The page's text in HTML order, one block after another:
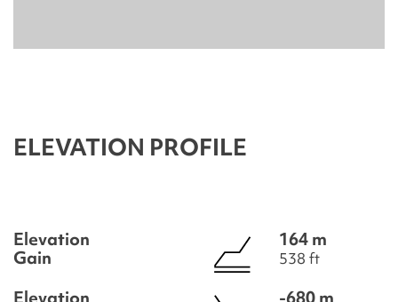
ELEVATION PROFILE
Elevation
Gain
164 m
538 ft
Elevation
-680 m